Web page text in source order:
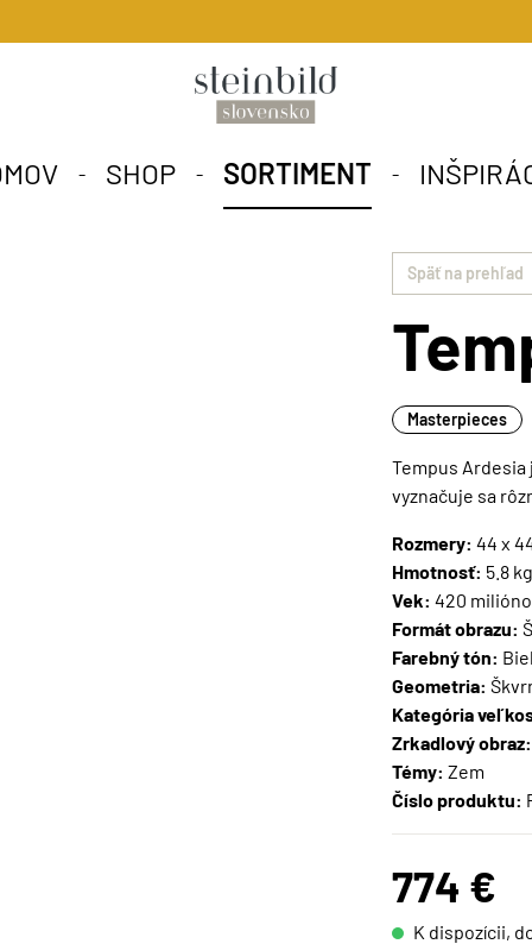
SHOP SORTIMENT
Späť na prehľad
Masterpieces
Tempus
vyznačuje sa
Rozmery: 44 x
Hmotnosť: 5.8 kg
Vek: 420
Formát obrazu:
Farebný tón:
Geometria:
Kategória
Zrkadlový obraz:
Témy: Zem
Číslo produktu:
774 €
K dispozícii,